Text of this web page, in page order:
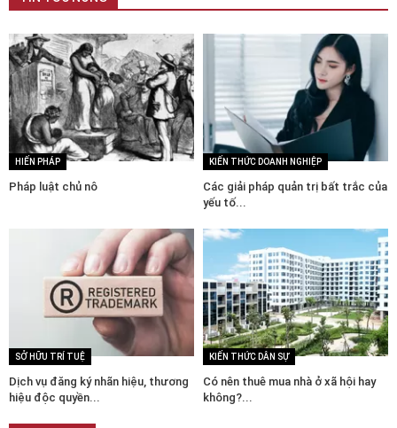
HIẾN PHÁP
Pháp luật chủ nô
KIẾN THỨC DOANH NGHIỆP
Các giải pháp quản trị bất trắc của
yếu tố...
SỞ HỮU TRÍ TUỆ
Dịch vụ đăng ký nhãn hiệu, thương
hiệu độc quyền...
KIẾN THỨC DÂN SỰ
Có nên thuê mua nhà ở xã hội hay
không?...